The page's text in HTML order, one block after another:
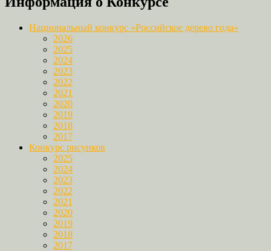
Link
Национальный конкурс «Российское дерево года»
2026
2025
2024
2023
2022
2021
2020
2019
2018
2017
Конкурс рисунков
2025
2024
2023
2022
2021
2020
2019
2018
2017